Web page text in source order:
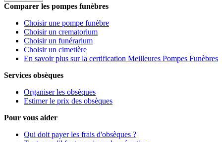
Comparer les pompes funèbres
Choisir une pompe funèbre
Choisir un crematorium
Choisir un funérarium
Choisir un cimetière
En savoir plus sur la certification Meilleures Pompes Funèbres
Services obsèques
Organiser les obsèques
Estimer le prix des obsèques
Pour vous aider
Qui doit payer les frais d'obsèques ?